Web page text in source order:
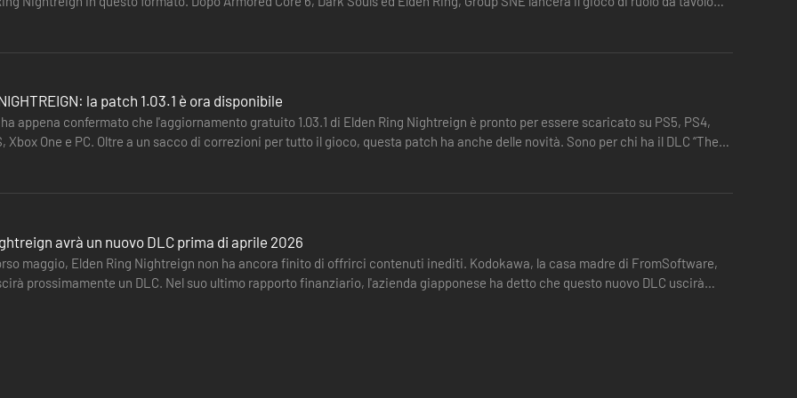
uno stile e da abilità proprie. Ogni Crepuscolare ha tre caratteristiche specifiche: una capacità passiva, un'abilità
e combattimento riflettono le origini e la storia di ciascun personaggio. Per quanto formidabili da sole, le loro capacità
la patch 1.03.1 è ora disponibile
appena confermato che l'aggiornamento gratuito 1.03.1 di Elden Ring Nightreign è pronto per essere scaricato su PS5, PS4,
Xbox One e PC. Oltre a un sacco di correzioni per tutto il gioco, questa patch ha anche delle novità. Sono per chi ha il DLC “The
avrà un nuovo DLC prima di aprile 2026
maggio, Elden Ring Nightreign non ha ancora finito di offrirci contenuti inediti. Kodokawa, la casa madre di FromSoftware,
prossimamente un DLC. Nel suo ultimo rapporto finanziario, l'azienda giapponese ha detto che questo nuovo DLC uscirà